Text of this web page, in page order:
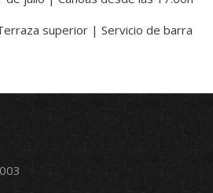
superior | Servicio de barra